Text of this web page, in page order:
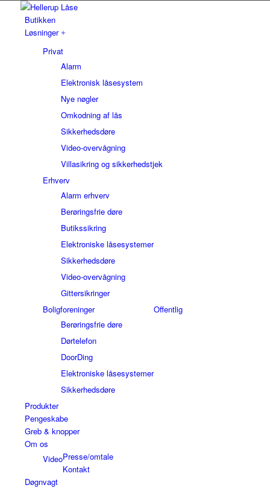
Butikken
Løsninger
Privat
Alarm
Elektronisk låsesystem
Nye nøgler
Omkodning af lås
Sikkerhedsdøre
Video-overvågning
Villasikring og sikkerhedstjek
Erhverv
Alarm erhverv
Berøringsfrie døre
Butikssikring
Elektroniske låsesystemer
Sikkerhedsdøre
Video-overvågning
Gittersikringer
Boligforeninger
Berøringsfrie døre
Dørtelefon
DoorDing
Elektroniske låsesystemer
Sikkerhedsdøre
Offentlig
Produkter
Pengeskabe
Greb & knopper
Om os
Presse/omtale
Video
Kontakt
Døgnvagt